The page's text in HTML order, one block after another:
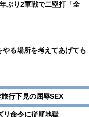
ぶり2軍戦で二塁打「全
る場所を考えてあげても
行下見の屈辱SEX
リ命令に従順地獄